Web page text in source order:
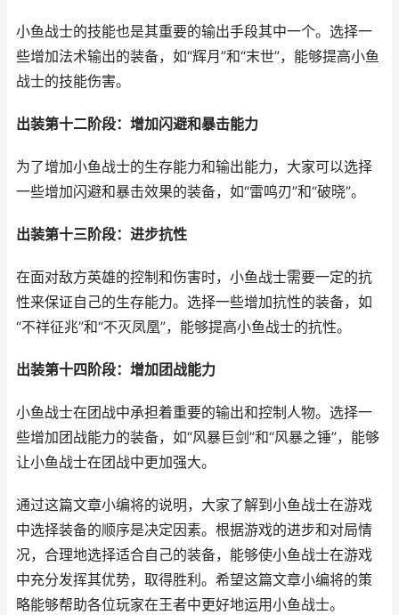
小鱼战士的技能也是其重要的输出手段其中一个。选择一
些增加法术输出的装备，如“辉月”和“末世”，能够提高小鱼
战士的技能伤害。
出装第十二阶段：增加闪避和暴击能力
为了增加小鱼战士的生存能力和输出能力，大家可以选择
一些增加闪避和暴击效果的装备，如“雷鸣刃”和“破晓”。
出装第十三阶段：进步抗性
在面对敌方英雄的控制和伤害时，小鱼战士需要一定的抗
性来保证自己的生存能力。选择一些增加抗性的装备，如
“不祥征兆”和“不灭凤凰”，能够提高小鱼战士的抗性。
出装第十四阶段：增加团战能力
小鱼战士在团战中承担着重要的输出和控制人物。选择一
些增加团战能力的装备，如“风暴巨剑”和“风暴之锤”，能够
让小鱼战士在团战中更加强大。
通过这篇文章小编将的说明，大家了解到小鱼战士在游戏
中选择装备的顺序是决定因素。根据游戏的进步和对局情
况，合理地选择适合自己的装备，能够使小鱼战士在游戏
中充分发挥其优势，取得胜利。希望这篇文章小编将的策
略能够帮助各位玩家在王者中更好地运用小鱼战士。